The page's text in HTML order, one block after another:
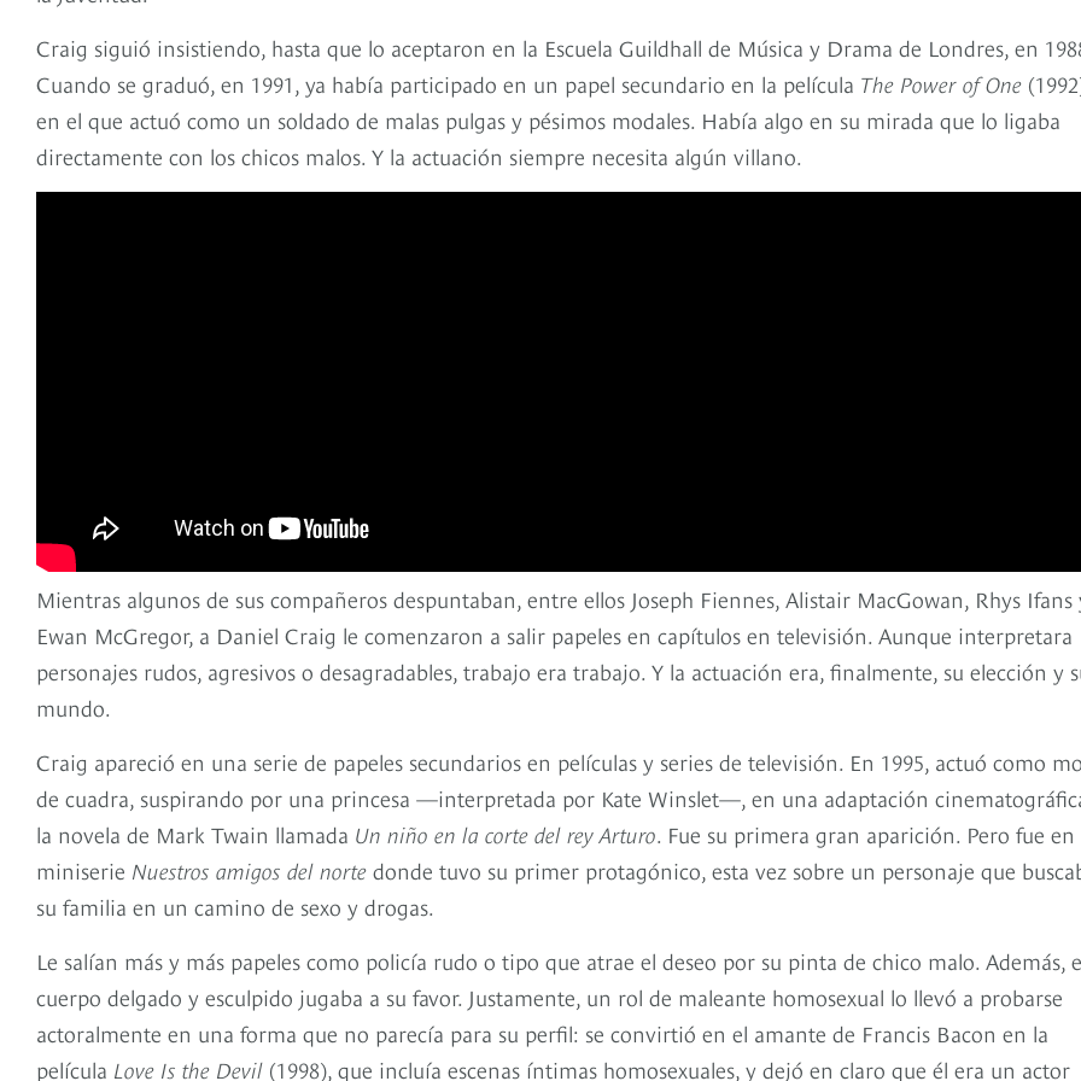
Craig siguió insistiendo, hasta que lo aceptaron en la Escuela Guildhall de Música y Drama de Londres, en
Cuando se graduó, en 1991, ya había participado en un papel secundario en la película The Power of One
en el que actuó como un soldado de malas pulgas y pésimos modales. Había algo en su mirada que lo ligaba
directamente con los chicos malos. Y la actuación siempre necesita algún villano.
Mientras algunos de sus compañeros despuntaban, entre ellos Joseph Fiennes, Alistair MacGowan, Rhys Ifans
Ewan McGregor, a Daniel Craig le comenzaron a salir papeles en capítulos en televisión. Aunque interpretara
personajes rudos, agresivos o desagradables, trabajo era trabajo. Y la actuación era, finalmente, su elección y
mundo.
Craig apareció en una serie de papeles secundarios en películas y series de televisión. En 1995, actuó como
de cuadra, suspirando por una princesa —interpretada por Kate Winslet—, en una adaptación
la novela de Mark Twain llamada Un niño en la corte del rey Arturo. Fue su primera gran aparición. Pero fue en
miniserie Nuestros amigos del norte donde tuvo su primer protagónico, esta vez sobre un personaje que
su familia en un camino de sexo y drogas.
Le salían más y más papeles como policía rudo o tipo que atrae el deseo por su pinta de chico malo. Además,
cuerpo delgado y esculpido jugaba a su favor. Justamente, un rol de maleante homosexual lo llevó a probarse
actoralmente en una forma que no parecía para su perfil: se convirtió en el amante de Francis Bacon en la
película Love Is the Devil (1998), que incluía escenas íntimas homosexuales, y dejó en claro que él era un actor